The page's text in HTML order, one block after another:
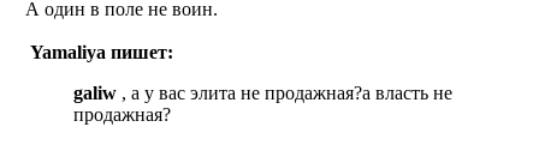
А один в поле не воин.
Yamaliya пишет:
galiw , а у вас элита не продажная?а власть не
продажная?